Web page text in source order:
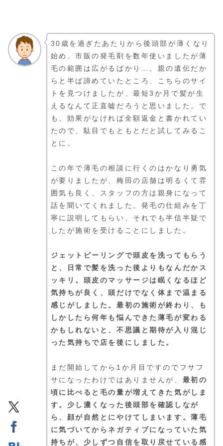
30歳を過ぎたあたりから後頭部が薄くなり
始め、市販の発毛剤を数年使いましたが薄
毛の範囲は広がるばかり…。親の遺伝だか
らと半ば諦めていたところ、こちらのサイ
トを見つけましたが、最短3か月で髪が生
えるなんて正直嘘だろうと思いました。で
も、効果がなければ全額返金と書かれてい
たので、駄目でもともとだと試してみるこ
とに。
この年で薄毛の相談に行くのはかなり勇気
が要りましたが、梅田の店舗は明るくて雰
囲気も良く、スタッフの方は親身になって
話を聞いてくれました。発毛の仕組みを丁
寧に説明してもらい、それでも半信半疑で
したが施術を受けることにしました。
ジェットピーリングで頭皮を洗ってもらう
と、日常で髪を洗った後よりもなんだかス
ッキリ。頭皮のマッサージは眠くなるほど
気持ちが良く、頭だけでなく体まで温まる
感じがしました。最初の施術が終わり、も
しかしたら何年も悩んできた薄毛が変わる
かもしれないと、不思議と期待が入り混じ
った気持ちで店を後にしました。
まだ開始してから1か月目ですのでフサフ
サになったわけではありませんが、 最初の
頃に比べると毛の量が増えてきた気がしま
す。少し濃くなった後頭部を確認しなが
ら、顔が自然とにやけてしまいます。薄毛
に気づいてからネガティブになっていた気
持ちが、少しずつ自信を取り戻せている感